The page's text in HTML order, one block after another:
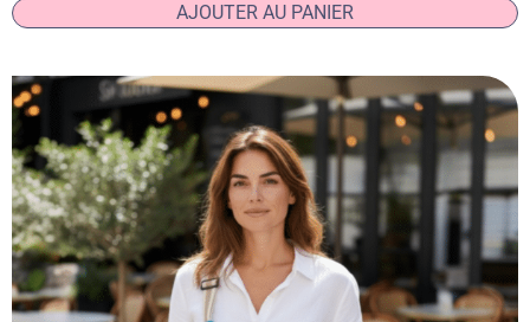
AJOUTER AU PANIER